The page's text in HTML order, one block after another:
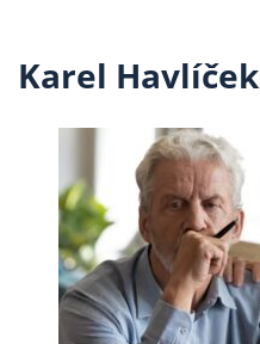
Karel Havlíček